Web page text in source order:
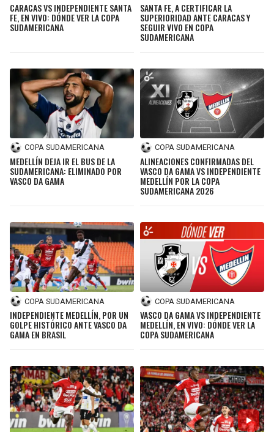
CARACAS VS INDEPENDIENTE SANTA
FE, EN VIVO: DÓNDE VER LA COPA
SUDAMERICANA
SANTA FE, A CERTIFICAR LA
SUPERIORIDAD ANTE CARACAS Y
SEGUIR VIVO EN COPA
SUDAMERICANA
COPA SUDAMERICANA
MEDELLÍN DEJA IR EL BUS DE LA
SUDAMERICANA: ELIMINADO POR
VASCO DA GAMA
COPA SUDAMERICANA
ALINEACIONES CONFIRMADAS DEL
VASCO DA GAMA VS INDEPENDIENTE
MEDELLÍN POR LA COPA
SUDAMERICANA 2026
COPA SUDAMERICANA
INDEPENDIENTE MEDELLÍN, POR UN
GOLPE HISTÓRICO ANTE VASCO DA
GAMA EN BRASIL
COPA SUDAMERICANA
VASCO DA GAMA VS INDEPENDIENTE
MEDELLÍN, EN VIVO: DÓNDE VER LA
COPA SUDAMERICANA